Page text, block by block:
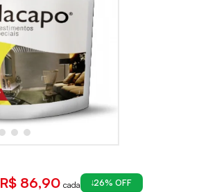
R$ 86,90 cada 26% OFF